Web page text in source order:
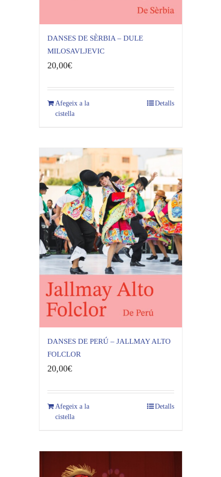
DANSES DE SÈRBIA – DULE
MILOSAVLJEVIC
20,00€
Afegeix a la
cistella
Detalls
DANSES DE PERÚ – JALLMAY ALTO
FOLCLOR
20,00€
Afegeix a la
cistella
Detalls